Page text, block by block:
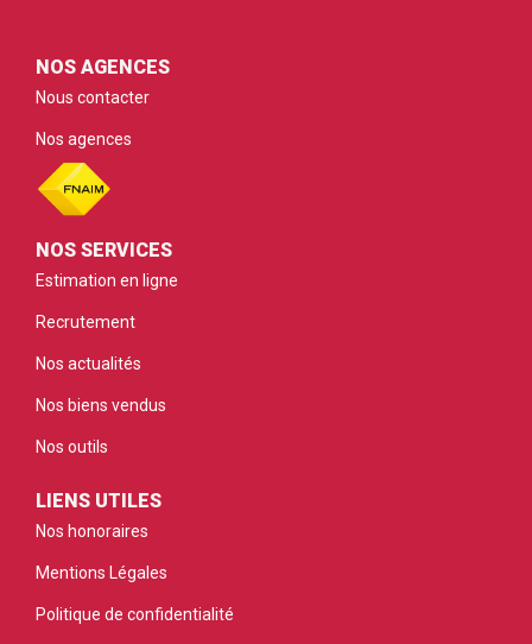
NOS AGENCES
Nous contacter
Nos agences
NOS SERVICES
Estimation en ligne
Recrutement
Nos actualités
Nos biens vendus
Nos outils
LIENS UTILES
Nos honoraires
Mentions Légales
Politique de confidentialité